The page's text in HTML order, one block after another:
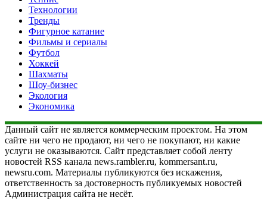
Технологии
Тренды
Фигурное катание
Фильмы и сериалы
Футбол
Хоккей
Шахматы
Шоу-бизнес
Экология
Экономика
Данный сайт не является коммерческим проектом. На этом
сайте ни чего не продают, ни чего не покупают, ни какие
услуги не оказываются. Сайт представляет собой ленту
новостей RSS канала news.rambler.ru, kommersant.ru,
newsru.com. Материалы публикуются без искажения,
ответственность за достоверность публикуемых новостей
Администрация сайта не несёт.